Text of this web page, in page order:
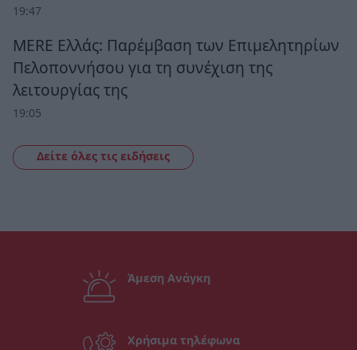
19:47
MERE Ελλάς: Παρέμβαση των Επιμελητηρίων
Πελοποννήσου για τη συνέχιση της
λειτουργίας της
19:05
Δείτε όλες τις ειδήσεις
Άμεση Ανάγκη
Χρήσιμα τηλέφωνα